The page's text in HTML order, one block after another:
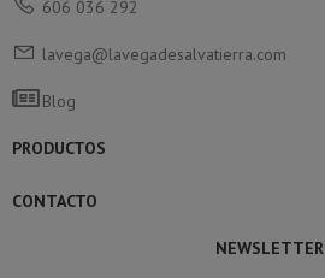
606 036 292
lavega@lavegadesalvatierra.com
Blog
PRODUCTOS
CONTACTO
NEWSLETTER